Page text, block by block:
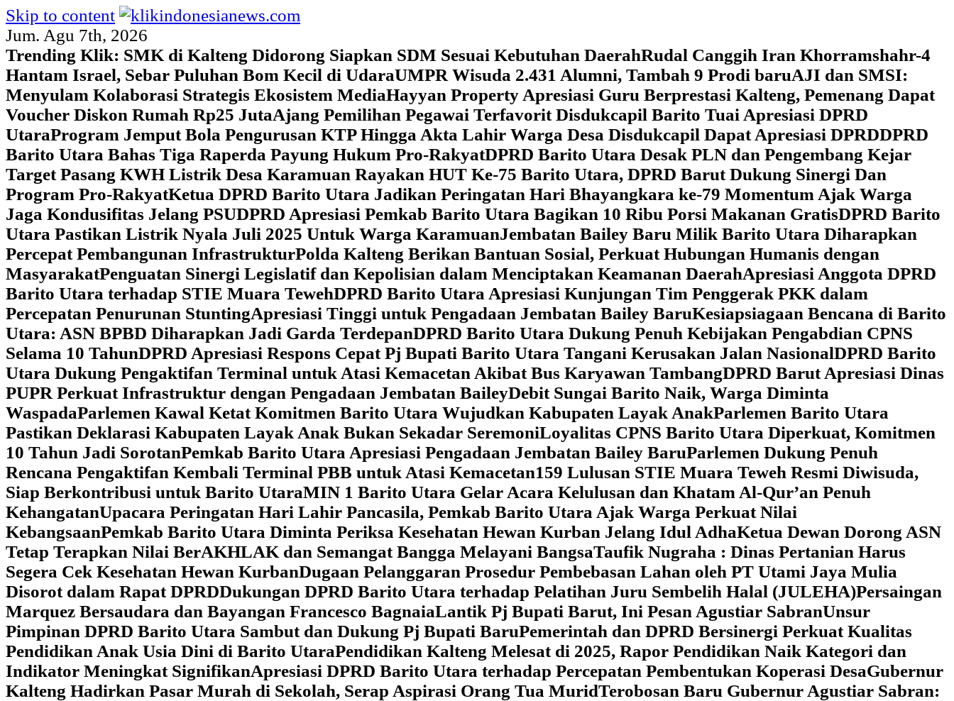
Skip to content
Jum. Agu 7th, 2026
Trending Klik: SMK di Kalteng Didorong Siapkan SDM Sesuai Kebutuhan DaerahRudal Canggih Iran Khorramshahr-4
Hantam Israel, Sebar Puluhan Bom Kecil di UdaraUMPR Wisuda 2.431 Alumni, Tambah 9 Prodi baruAJI dan SMSI:
Menyulam Kolaborasi Strategis Ekosistem MediaHayyan Property Apresiasi Guru Berprestasi Kalteng, Pemenang Dapat
Voucher Diskon Rumah Rp25 JutaAjang Pemilihan Pegawai Terfavorit Disdukcapil Barito Tuai Apresiasi DPRD
UtaraProgram Jemput Bola Pengurusan KTP Hingga Akta Lahir Warga Desa Disdukcapil Dapat Apresiasi DPRDDPRD
Barito Utara Bahas Tiga Raperda Payung Hukum Pro-RakyatDPRD Barito Utara Desak PLN dan Pengembang Kejar
Target Pasang KWH Listrik Desa Karamuan Rayakan HUT Ke-75 Barito Utara, DPRD Barut Dukung Sinergi Dan
Program Pro-RakyatKetua DPRD Barito Utara Jadikan Peringatan Hari Bhayangkara ke-79 Momentum Ajak Warga
Jaga Kondusifitas Jelang PSUDPRD Apresiasi Pemkab Barito Utara Bagikan 10 Ribu Porsi Makanan GratisDPRD Barito
Utara Pastikan Listrik Nyala Juli 2025 Untuk Warga KaramuanJembatan Bailey Baru Milik Barito Utara Diharapkan
Percepat Pembangunan InfrastrukturPolda Kalteng Berikan Bantuan Sosial, Perkuat Hubungan Humanis dengan
MasyarakatPenguatan Sinergi Legislatif dan Kepolisian dalam Menciptakan Keamanan DaerahApresiasi Anggota DPRD
Barito Utara terhadap STIE Muara TewehDPRD Barito Utara Apresiasi Kunjungan Tim Penggerak PKK dalam
Percepatan Penurunan StuntingApresiasi Tinggi untuk Pengadaan Jembatan Bailey BaruKesiapsiagaan Bencana di Barito
Utara: ASN BPBD Diharapkan Jadi Garda TerdepanDPRD Barito Utara Dukung Penuh Kebijakan Pengabdian CPNS
Selama 10 TahunDPRD Apresiasi Respons Cepat Pj Bupati Barito Utara Tangani Kerusakan Jalan NasionalDPRD Barito
Utara Dukung Pengaktifan Terminal untuk Atasi Kemacetan Akibat Bus Karyawan TambangDPRD Barut Apresiasi Dinas
PUPR Perkuat Infrastruktur dengan Pengadaan Jembatan BaileyDebit Sungai Barito Naik, Warga Diminta
WaspadaParlemen Kawal Ketat Komitmen Barito Utara Wujudkan Kabupaten Layak AnakParlemen Barito Utara
Pastikan Deklarasi Kabupaten Layak Anak Bukan Sekadar SeremoniLoyalitas CPNS Barito Utara Diperkuat, Komitmen
10 Tahun Jadi SorotanPemkab Barito Utara Apresiasi Pengadaan Jembatan Bailey BaruParlemen Dukung Penuh
Rencana Pengaktifan Kembali Terminal PBB untuk Atasi Kemacetan159 Lulusan STIE Muara Teweh Resmi Diwisuda,
Siap Berkontribusi untuk Barito UtaraMIN 1 Barito Utara Gelar Acara Kelulusan dan Khatam Al-Qur’an Penuh
KehangatanUpacara Peringatan Hari Lahir Pancasila, Pemkab Barito Utara Ajak Warga Perkuat Nilai
KebangsaanPemkab Barito Utara Diminta Periksa Kesehatan Hewan Kurban Jelang Idul AdhaKetua Dewan Dorong ASN
Tetap Terapkan Nilai BerAKHLAK dan Semangat Bangga Melayani BangsaTaufik Nugraha : Dinas Pertanian Harus
Segera Cek Kesehatan Hewan KurbanDugaan Pelanggaran Prosedur Pembebasan Lahan oleh PT Utami Jaya Mulia
Disorot dalam Rapat DPRDDukungan DPRD Barito Utara terhadap Pelatihan Juru Sembelih Halal (JULEHA)Persaingan
Marquez Bersaudara dan Bayangan Francesco BagnaiaLantik Pj Bupati Barut, Ini Pesan Agustiar SabranUnsur
Pimpinan DPRD Barito Utara Sambut dan Dukung Pj Bupati BaruPemerintah dan DPRD Bersinergi Perkuat Kualitas
Pendidikan Anak Usia Dini di Barito Utara‎Pendidikan Kalteng Melesat di 2025, Rapor Pendidikan Naik Kategori dan
Indikator Meningkat SignifikanApresiasi DPRD Barito Utara terhadap Percepatan Pembentukan Koperasi Desa‎Gubernur
Kalteng Hadirkan Pasar Murah di Sekolah, Serap Aspirasi Orang Tua Murid‎Terobosan Baru Gubernur Agustiar Sabran: